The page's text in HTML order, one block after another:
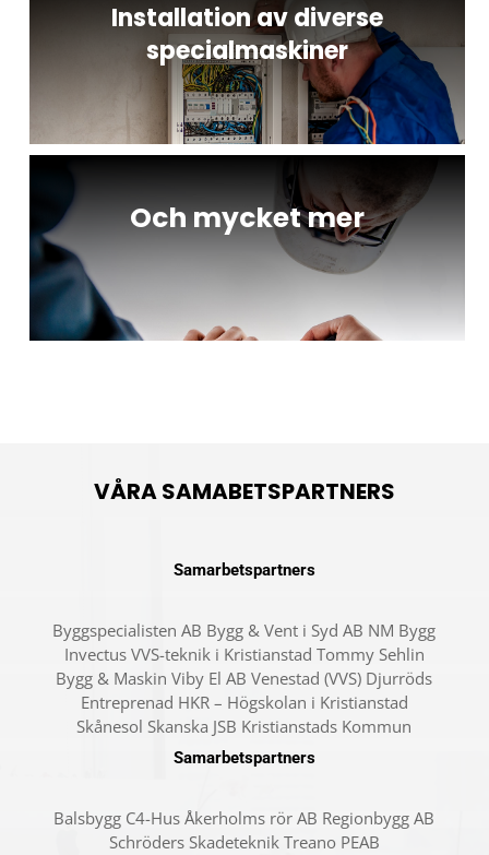
Installation av diverse
specialmaskiner
Och mycket mer
VÅRA SAMABETSPARTNERS
Samarbetspartners
Byggspecialisten AB Bygg & Vent i Syd AB NM Bygg
Invectus VVS-teknik i Kristianstad Tommy Sehlin
Bygg & Maskin Viby El AB Venestad (VVS) Djurröds
Entreprenad HKR – Högskolan i Kristianstad
Skånesol Skanska JSB Kristianstads Kommun
Samarbetspartners
Balsbygg C4-Hus Åkerholms rör AB Regionbygg AB
Schröders Skadeteknik Treano PEAB